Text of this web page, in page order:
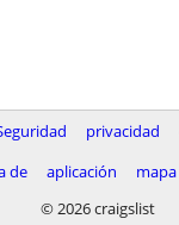
privacidad
de
aplicación
© 2026 craigslist